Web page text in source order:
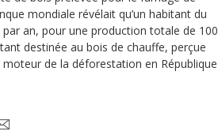
mondiale révélait qu’un habitant du
an, pour une production totale de 100
destinée au bois de chauffe, perçue
de la déforestation en République